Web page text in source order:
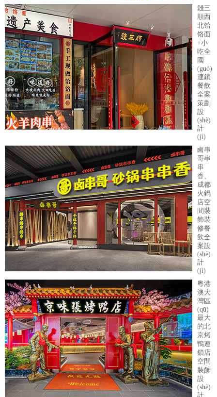
錢三
順西
北饸
饹面
+小
吃全
國
(guó)
連鎖
餐飲
全案
策劃
設
(shè)
計
(jì)
鹵串
哥串
串
香、
成都
火鍋
店空
間裝
飾裝
修餐
飲全
案設
(shè)
計
(jì)
粵港
澳大
灣區
(qū)
最大
的北
京烤
鴨連
鎖店
空間
裝飾
設
(shè)
計